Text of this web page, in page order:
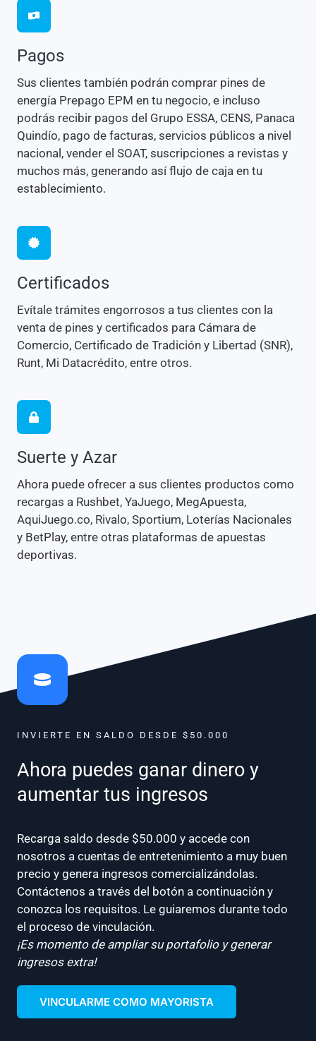
Pagos
Sus clientes también podrán comprar pines de
energía Prepago EPM en tu negocio, e incluso
podrás recibir pagos del Grupo ESSA, CENS, Panaca
Quindío, pago de facturas, servicios públicos a nivel
nacional, vender el SOAT, suscripciones a revistas y
muchos más, generando así flujo de caja en tu
establecimiento.
Certificados
Evítale trámites engorrosos a tus clientes con la
venta de pines y certificados para Cámara de
Comercio, Certificado de Tradición y Libertad (SNR),
Runt, Mi Datacrédito, entre otros.
Suerte y Azar
Ahora puede ofrecer a sus clientes productos como
recargas a Rushbet, YaJuego, MegApuesta,
AquiJuego.co, Rivalo, Sportium, Loterías Nacionales
y BetPlay, entre otras plataformas de apuestas
deportivas.
INVIERTE EN SALDO DESDE $50.000
Ahora puedes ganar dinero y
aumentar tus ingresos
Recarga saldo desde $50.000 y accede con
nosotros a cuentas de entretenimiento a muy buen
precio y genera ingresos comercializándolas.
Contáctenos a través del botón a continuación y
conozca los requisitos. Le guiaremos durante todo
el proceso de vinculación.
¡Es momento de ampliar su portafolio y generar
ingresos extra!
VINCULARME COMO MAYORISTA